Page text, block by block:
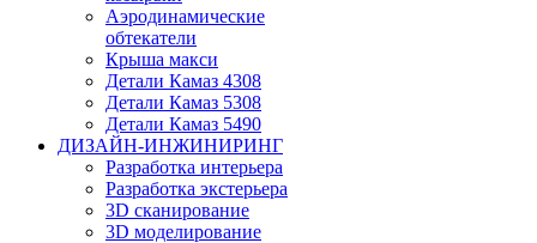
Аэродинамические
обтекатели
Крыша макси
Детали Камаз 4308
Детали Камаз 5308
Детали Камаз 5490
ДИЗАЙН-ИНЖИНИРИНГ
Разработка интерьера
Разработка экстерьера
3D сканирование
3D моделирование